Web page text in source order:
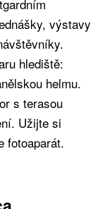
výstavy
hlediště:
helmu.
s terasou
Užijte si
fotoaparát.